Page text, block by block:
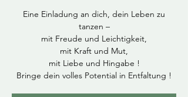
Eine Einladung an dich, dein Leben zu
tanzen –
mit Freude und Leichtigkeit,
mit Kraft und Mut,
mit Liebe und Hingabe !
Bringe dein volles Potential in Entfaltung !